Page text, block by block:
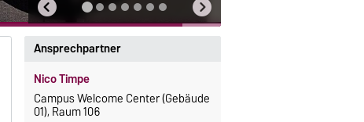
Ansprechpartner
Nico Timpe
Campus Welcome Center (Gebäude
01), Raum 106